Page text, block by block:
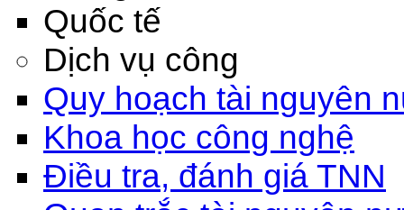
Quốc tế
Dịch vụ công
Quy hoạch tài nguyên
Khoa học công nghệ
Điều tra, đánh giá TNN